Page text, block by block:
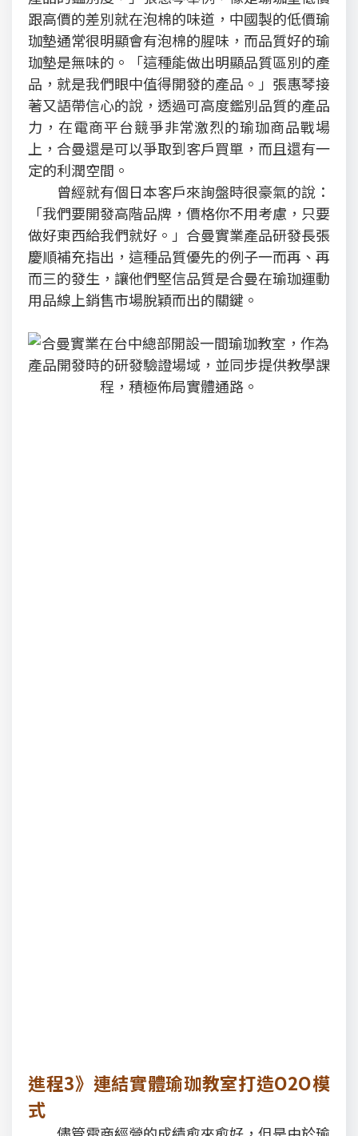
跟高價的差別就在泡棉的味道，中國製的低價瑜
珈墊通常很明顯會有泡棉的腥味，而品質好的瑜
珈墊是無味的。「這種能做出明顯品質區別的產
品，就是我們眼中值得開發的產品。」張惠琴接
著又語帶信心的說，透過可高度鑑別品質的產品
力，在電商平台競爭非常激烈的瑜珈商品戰場
上，合曼還是可以爭取到客戶買單，而且還有一
定的利潤空間。
曾經就有個日本客戶來詢盤時很豪氣的說：
「我們要開發高階品牌，價格你不用考慮，只要
做好東西給我們就好。」合曼實業產品研發長張
慶順補充指出，這種品質優先的例子一而再、再
而三的發生，讓他們堅信品質是合曼在瑜珈運動
用品線上銷售市場脫穎而出的關鍵。
進程3》連結實體瑜珈教室打造O2O模
式